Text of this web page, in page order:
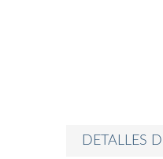
DETALLES